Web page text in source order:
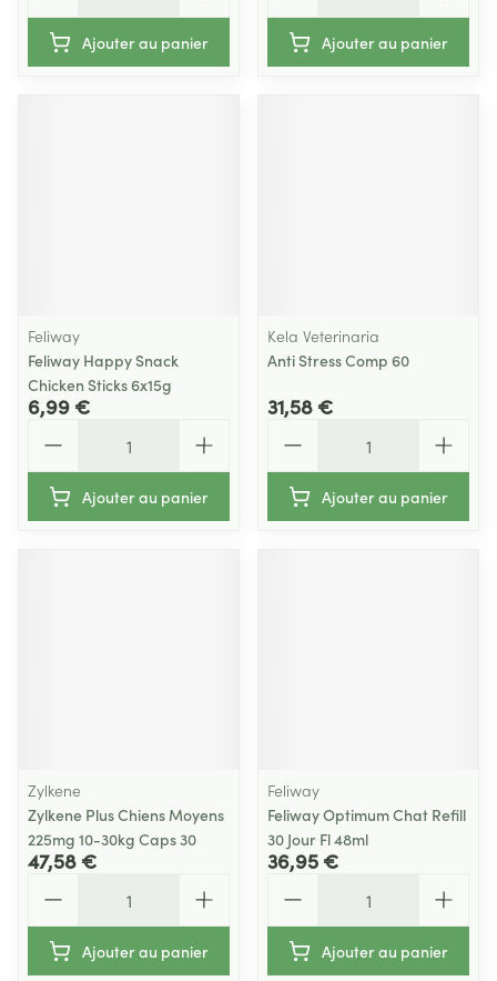
Ajouter au panier Ajouter au panier
Feliway
Feliway Happy Snack
Chicken Sticks 6x15g
6,99 €
Ajouter au panier
Kela Veterinaria
Anti Stress Comp 60
31,58 €
Ajouter au panier
Zylkene
Zylkene Plus Chiens Moyens
225mg 10-30kg Caps 30
47,58 €
Ajouter au panier
Feliway
Feliway Optimum Chat Refill
30 Jour Fl 48ml
36,95 €
Ajouter au panier